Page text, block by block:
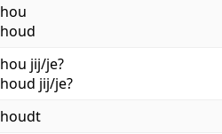
hou
houd
hou jij/je?
houd jij/je?
houdt